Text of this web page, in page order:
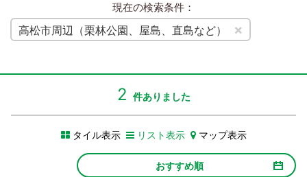
現在の検索条件：
高松市周辺（栗林公園、屋島、直島など） ×
2 件ありました
タイル表示 リスト表示 マップ表示
おすすめ順